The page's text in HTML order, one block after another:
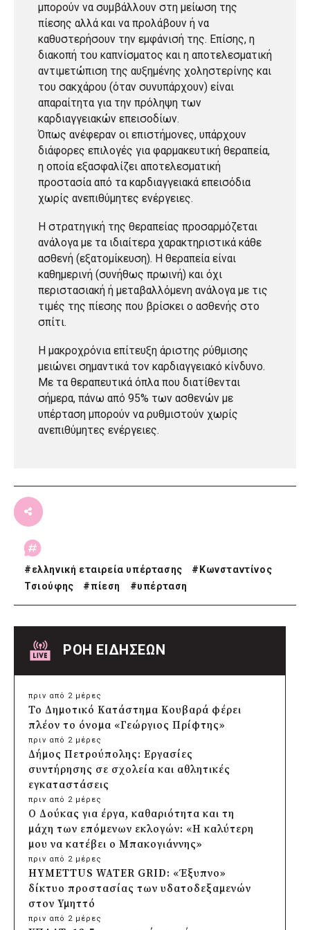
μπορούν να συμβάλλουν στη μείωση της
πίεσης αλλά και να προλάβουν ή να
καθυστερήσουν την εμφάνισή της. Επίσης, η
διακοπή του καπνίσματος και η αποτελεσματική
αντιμετώπιση της αυξημένης χοληστερίνης και
του σακχάρου (όταν συνυπάρχουν) είναι
απαραίτητα για την πρόληψη των
καρδιαγγειακών επεισοδίων.
Όπως ανέφεραν οι επιστήμονες, υπάρχουν
διάφορες επιλογές για φαρμακευτική θεραπεία,
η οποία εξασφαλίζει αποτελεσματική
προστασία από τα καρδιαγγειακά επεισόδια
χωρίς ανεπιθύμητες ενέργειες.
Η στρατηγική της θεραπείας προσαρμόζεται
ανάλογα με τα ιδιαίτερα χαρακτηριστικά κάθε
ασθενή (εξατομίκευση). Η θεραπεία είναι
καθημερινή (συνήθως πρωινή) και όχι
περιστασιακή ή μεταβαλλόμενη ανάλογα με τις
τιμές της πίεσης που βρίσκει ο ασθενής στο
σπίτι.
Η μακροχρόνια επίτευξη άριστης ρύθμισης
μειώνει σημαντικά τον καρδιαγγειακό κίνδυνο.
Με τα θεραπευτικά όπλα που διατίθενται
σήμερα, πάνω από 95% των ασθενών με
υπέρταση μπορούν να ρυθμιστούν χωρίς
ανεπιθύμητες ενέργειες.
#ελληνική εταιρεία υπέρτασης # Κωνσταντίνος
Τσιούφης
#πίεση #υπέρταση
ΡΟΗ ΕΙΔΗΣΕΩΝ
πριν από 2 μέρες
Το Δημοτικό Κατάστημα Κουβαρά φέρει
πλέον το όνομα «Γεώργιος Πρίφτης»
πριν από 2 μέρες
Δήμος Πετρούπολης: Εργασίες
συντήρησης σε σχολεία και αθλητικές
εγκαταστάσεις
πριν από 2 μέρες
Ο Δούκας για έργα, καθαριότητα και τη
μάχη των επόμενων εκλογών: «Η καλύτερη
μου να κατέβει ο Μπακογιάννης»
πριν από 2 μέρες
HYMETTUS WATER GRID: «Έξυπνο»
δίκτυο προστασίας των υδατοδεξαμενών
στον Υμηττό
πριν από 2 μέρες